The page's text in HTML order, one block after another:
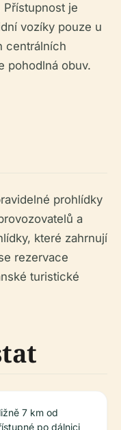
je
vozíky pouze u
centrálních
pohodlná obuv.
prohlídky
a
které zahrnují
rezervace
turistické
7 km od
po dálnici